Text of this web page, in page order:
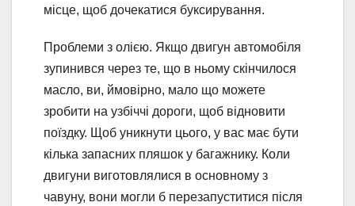
місце, щоб дочекатися буксирування.
Проблеми з олією. Якщо двигун автомобіля
зупинився через те, що в ньому скінчилося
масло, ви, ймовірно, мало що можете
зробити на узбіччі дороги, щоб відновити
поїздку. Щоб уникнути цього, у вас має бути
кілька запасних пляшок у багажнику. Коли
двигуни виготовлялися в основному з
чавуну, вони могли б перезапуститися після